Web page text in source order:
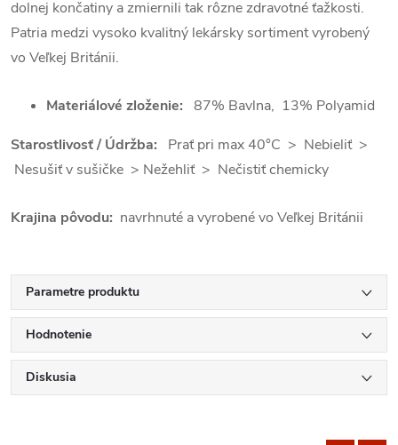
dolnej končatiny a zmiernili tak rôzne zdravotné ťažkosti.
Patria medzi vysoko kvalitný lekársky sortiment vyrobený
vo Veľkej Británii.
Materiálové zloženie: 87% Bavlna, 13% Polyamid
Starostlivosť / Údržba: Prať pri max 40°C > Nebieliť >
Nesušiť v sušičke > Nežehliť > Nečistiť chemicky
Krajina pôvodu: navrhnuté a vyrobené vo Veľkej Británii
Parametre produktu
Hodnotenie
Diskusia